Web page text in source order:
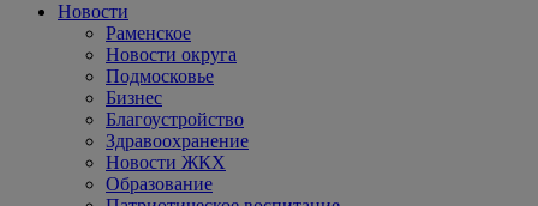
Новости
Раменское
Новости округа
Подмосковье
Бизнес
Благоустройство
Здравоохранение
Новости ЖКХ
Образование